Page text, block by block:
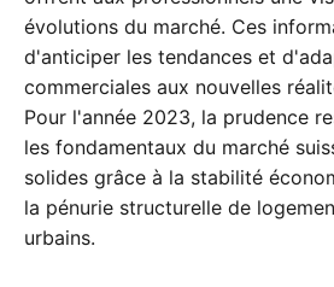
évolutions du marché. Ces
d'anticiper les tendances et
commerciales aux nouvelles
Pour l'année 2023, la prudence
les fondamentaux du marché
solides grâce à la stabilité
la pénurie structurelle de
urbains.